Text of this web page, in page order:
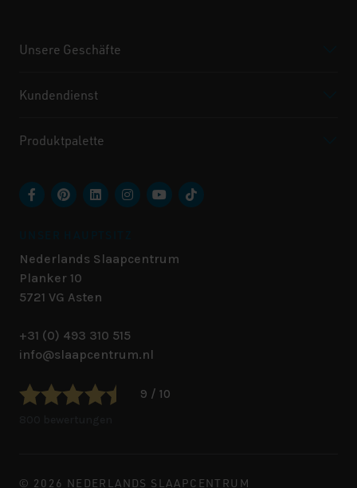
Unsere Geschäfte
Kundendienst
Produktpalette
Nederlands Slaapcentrum
Planker 10
5721 VG Asten
+31 (0) 493 310 515
info@slaapcentrum.nl
9 / 10
© 2026 NEDERLANDS SLAAPCENTRUM